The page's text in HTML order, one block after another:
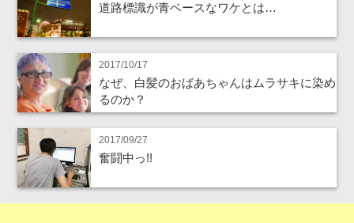
道路標識が青ベースなワケとは…
2017/10/17
なぜ、白髪のおばあちゃんはムラサキに染め
るのか？
2017/09/27
奮闘中っ!!